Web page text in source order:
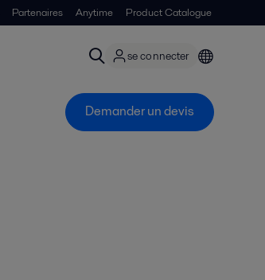
Partenaires Anytime Product Catalogue
se connecter
Demander un devis